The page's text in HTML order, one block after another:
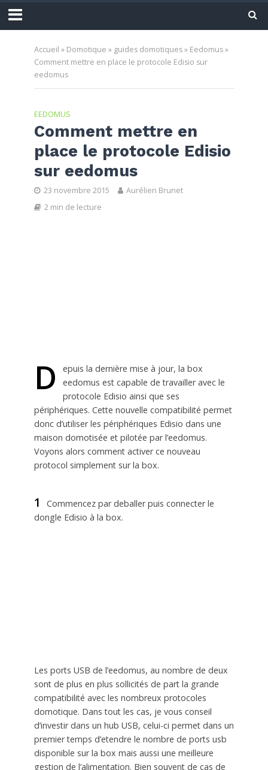
Accueil » Domotique » guides domotiques» Eedomus»
Comment mettre en place le protocole Edisio sur
eedomus
EEDOMUS
Comment mettre en
place le protocole Edisio
sur eedomus
23 novembre 2015
Aurélien Brunet
2 min de lecture
D
epuis la dernière mise à jour, la box
eedomus est capable de travailler avec le
protocole Edisio ainsi que ses
périphériques. Cette nouvelle compatibilité permet
donc d’utiliser les périphériques Edisio dans une
maison domotisée et pilotée par l’eedomus.
Voyons alors comment activer ce nouveau
protocol simplement sur la box.
1
Commencez par deballer puis connecter le
dongle Edisio à la box.
Les ports USB de l’eedomus, au nombre de deux
sont de plus en plus sollicités de part la grande
compatibilité avec les nombreux protocoles
domotique. Dans tout les cas, je vous conseil
d’investir dans un hub USB, celui-ci permet dans un
premier temps d’etendre le nombre de ports usb
disponible sur la box mais aussi une meilleure
gestion de l’alimentation. Bien souvent de cas de